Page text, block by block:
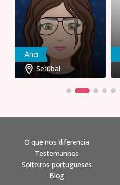
Ana
Setúbal
O que nos diferencia
Testemunhos
Solteiros portugueses
Blog